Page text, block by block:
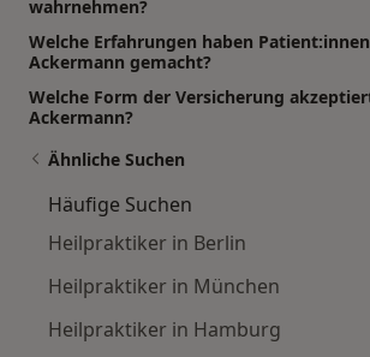
wahrnehmen?
Welche Erfahrungen haben
Ackermann gemacht?
Welche Form der Versicherung
Ackermann?
Ähnliche Suchen
Häufige Suchen
Heilpraktiker in Berlin
Heilpraktiker in München
Heilpraktiker in Hamburg